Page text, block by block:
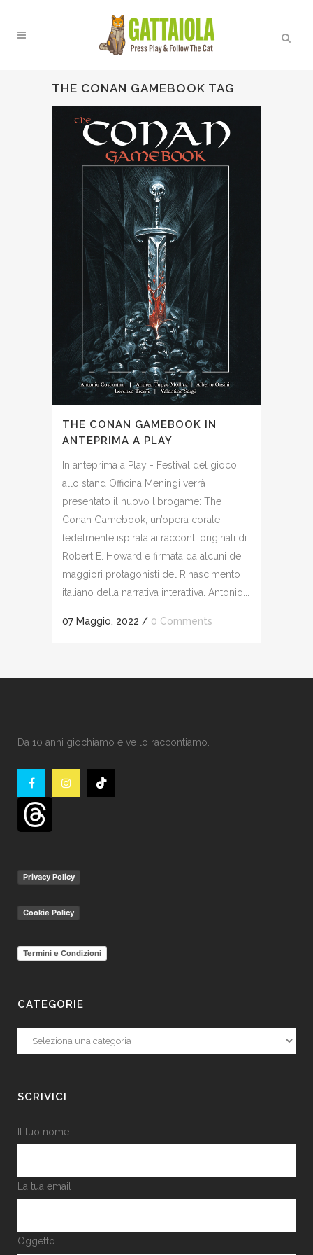
THE CONAN GAMEBOOK TAG
THE CONAN GAMEBOOK IN
ANTEPRIMA A PLAY
In anteprima a Play - Festival del gioco,
allo stand Officina Meningi verrà
presentato il nuovo librogame: The
Conan Gamebook, un’opera corale
fedelmente ispirata ai racconti originali di
Robert E. Howard e firmata da alcuni dei
maggiori protagonisti del Rinascimento
italiano della narrativa interattiva. Antonio...
07 Maggio, 2022 / 0 Comments
Da 10 anni giochiamo e ve lo raccontiamo.
Privacy Policy
Cookie Policy
Termini e Condizioni
CATEGORIE
Categorie
SCRIVICI
Il tuo nome
La tua email
Oggetto